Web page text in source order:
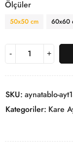
Ölçüler
50x50 cm 60x60
SKU: aynatablo-
Kategoriler: Kare